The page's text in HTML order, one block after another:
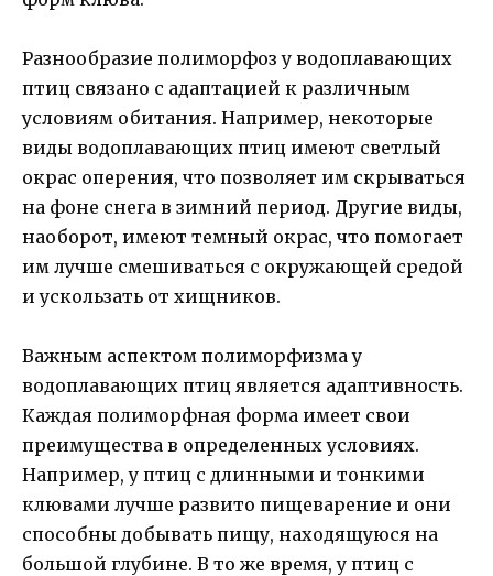
Разнообразие полиморфоз у водоплавающих
птиц связано с адаптацией к различным
условиям обитания. Например, некоторые
виды водоплавающих птиц имеют светлый
окрас оперения, что позволяет им скрываться
на фоне снега в зимний период. Другие виды,
наоборот, имеют темный окрас, что помогает
им лучше смешиваться с окружающей средой
и ускользать от хищников.
Важным аспектом полиморфизма у
водоплавающих птиц является адаптивность.
Каждая полиморфная форма имеет свои
преимущества в определенных условиях.
Например, у птиц с длинными и тонкими
клювами лучше развито пищеварение и они
способны добывать пищу, находящуюся на
большой глубине. В то же время, у птиц с